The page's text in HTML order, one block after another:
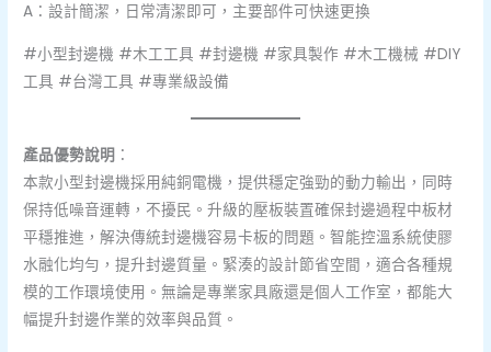
A：設計簡潔，日常清潔即可，主要部件可快速更換
#小型封邊機 #木工工具 #封邊機 #家具製作 #木工機械 #DIY
工具 #台灣工具 #專業級設備
產品優勢說明 ：
本款小型封邊機採用純銅電機，提供穩定強勁的動力輸出，同時
保持低噪音運轉，不擾民。升級的壓板裝置確保封邊過程中板材
平穩推進，解決傳統封邊機容易卡板的問題。智能控溫系統使膠
水融化均勻，提升封邊質量。緊湊的設計節省空間，適合各種規
模的工作環境使用。無論是專業家具廠還是個人工作室，都能大
幅提升封邊作業的效率與品質。